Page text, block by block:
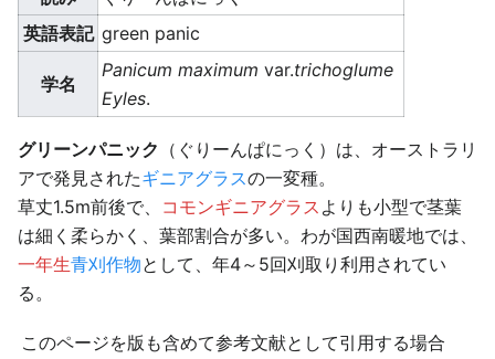
英語表記 green panic
学名
Panicum maximum var.trichoglume
Eyles.
グリーンパニック （ぐりーんぱにっく）は、オーストラリ
アで発見されたギニアグラスの一変種。
草丈1.5m前後で、 コモンギニアグラス よりも小型で茎葉
は細く柔らかく、葉部割合が多い。わが国西南暖地では、
一年生青刈作物として、年4～5回刈取り利用されてい
る。
このページを版も含めて参考文献として引用する場合